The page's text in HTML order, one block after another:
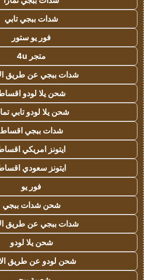
شدات ببجي تابي
فور يو ستور
متجر 4u
شدات ببجي عن طريق
شحن يلا لودو
شحن يلا لودو تابي
شدات ببجي اقساط
ايتونز امريكي
ايتونز سعودي
فور يو
شحن شدات ببجي
شدات ببجي عن طريق
شحن يلا لودو
شحن لودو عن طريق